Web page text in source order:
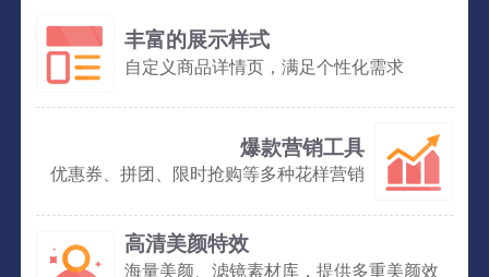
丰富的展示样式
自定义商品详情页，满足个性化需求
爆款营销工具
优惠券、拼团、限时抢购等多种花样营销
高清美颜特效
海量美颜、滤镜素材库，提供多重美颜效